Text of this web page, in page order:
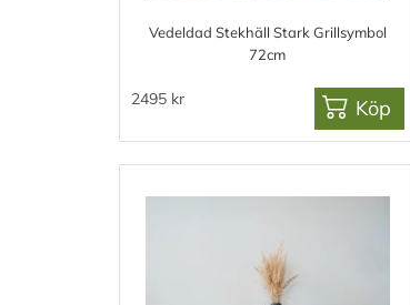
Vedeldad Stekhäll Stark Grillsymbol
72cm
2495 kr Köp